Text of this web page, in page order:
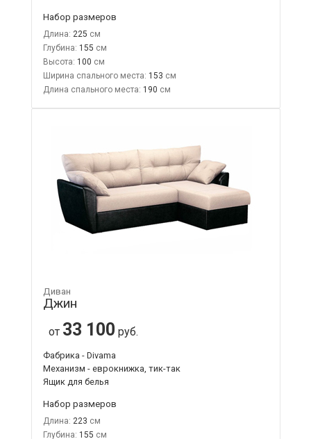
Набор размеров
Длина: 225
Глубина: 155
Высота: 100
Ширина спального места: 153
Длина спального места: 190
Диван
Джин
от 33 100 руб.
Фабрика - Divama
Механизм - еврокнижка, тик-так
Ящик для белья
Набор размеров
Длина: 223
Глубина: 155